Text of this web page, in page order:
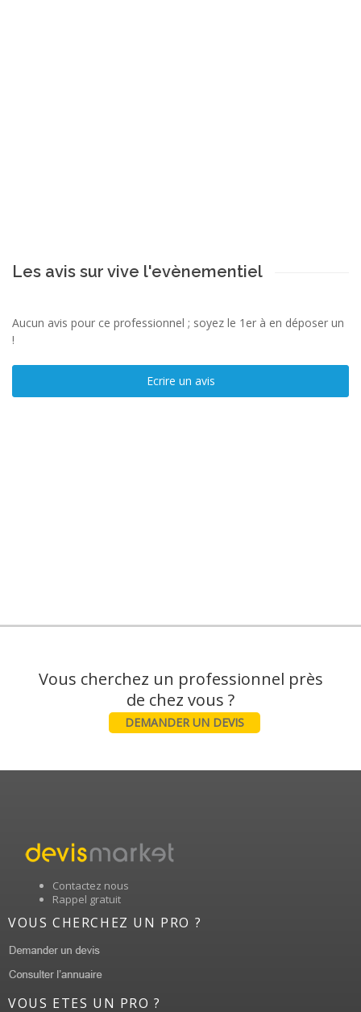
Les avis sur vive l'evènementiel
Aucun avis pour ce professionnel ; soyez le 1er à en déposer un
!
Ecrire un avis
Vous cherchez un professionnel près
DEMANDER UN DEVIS
Contactez nous
Rappel gratuit
VOUS CHERCHEZ UN PRO ?
VOUS ETES UN PRO ?